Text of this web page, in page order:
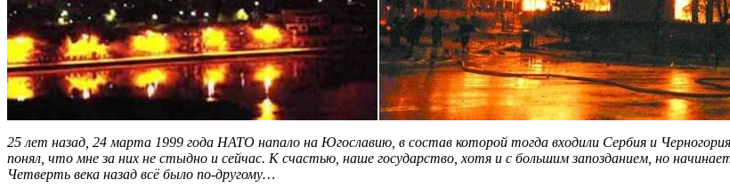
25 лет назад, 24 марта 1999 года НАТО напало на Югославию, в состав которой тогда входили Сербия и
понял, что мне за них не стыдно и сейчас. К счастью, наше государство, хотя и с большим запозданием, но
Четверть века назад всё было по-другому…